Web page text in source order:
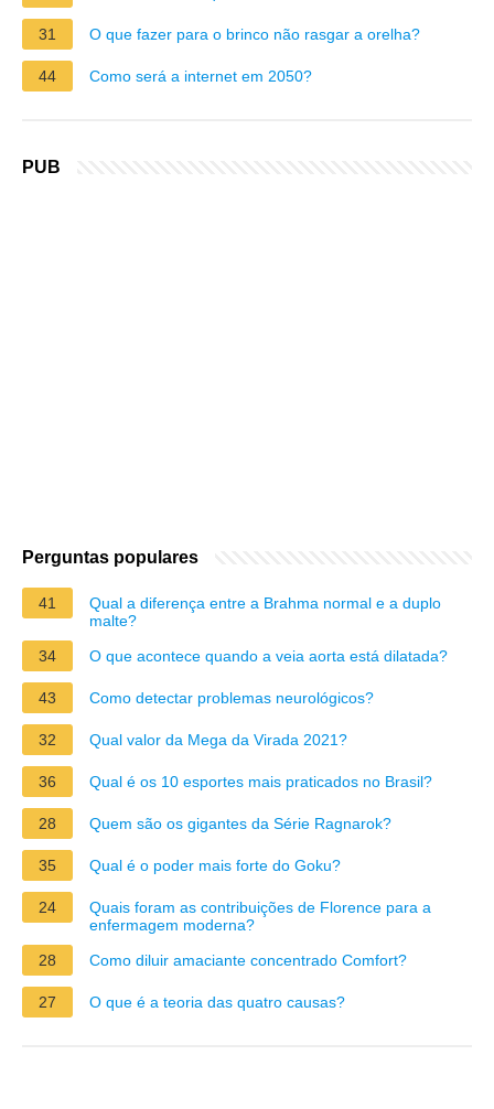
31 O que fazer para o brinco não rasgar a orelha?
44 Como será a internet em 2050?
PUB
Perguntas populares
41
Qual a diferença entre a Brahma normal e a duplo
malte?
34
O que acontece quando a veia aorta está dilatada?
43 Como detectar problemas neurológicos?
32 Qual valor da Mega da Virada 2021?
36 Qual é os 10 esportes mais praticados no Brasil?
28 Quem são os gigantes da Série Ragnarok?
35 Qual é o poder mais forte do Goku?
24
Quais foram as contribuições de Florence para a
enfermagem moderna?
28
Como diluir amaciante concentrado Comfort?
27 O que é a teoria das quatro causas?